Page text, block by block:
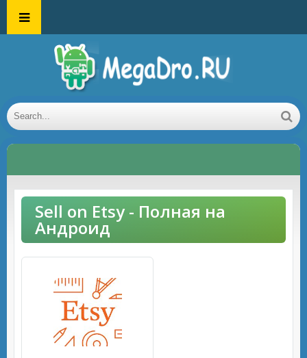
Sell on Etsy - Полная на
Андроид